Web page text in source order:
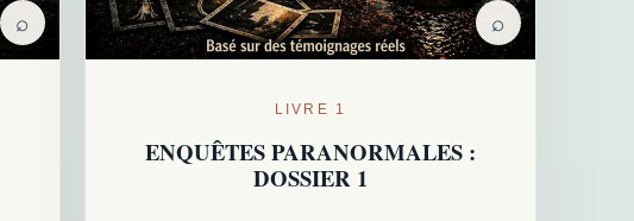
⌕ ⌕
LIVRE 1
ENQUÊTES PARANORMALES :
DOSSIER 1